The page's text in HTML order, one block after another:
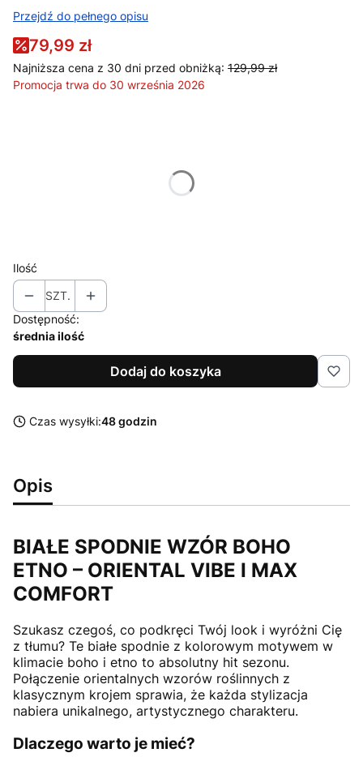
Przejdź do pełnego opisu
79,99 zł
Najniższa cena z 30 dni przed obniżką: 129,99 zł
Promocja trwa do 30 września 2026
Ilość
SZT.
Dostępność:
średnia ilość
Dodaj do koszyka
Czas wysyłki:48 godzin
Opis
BIAŁE SPODNIE WZÓR BOHO
ETNO – ORIENTAL VIBE I MAX
COMFORT
Szukasz czegoś, co podkręci Twój look i wyróżni Cię
z tłumu? Te białe spodnie z kolorowym motywem w
klimacie boho i etno to absolutny hit sezonu.
Połączenie orientalnych wzorów roślinnych z
klasycznym krojem sprawia, że każda stylizacja
nabiera unikalnego, artystycznego charakteru.
Dlaczego warto je mieć?